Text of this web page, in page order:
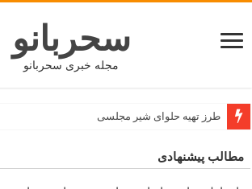
سحربانو
مجله خبری سحربانو
طرز تهیه حلوای شیر مجلسی
جدید ترین مدل های پافر زنانه و دخترانه کوتاه و بلند
مطالب پیشنهادی